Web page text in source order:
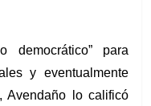
democrático” para
y eventualmente
Avendaño lo calificó